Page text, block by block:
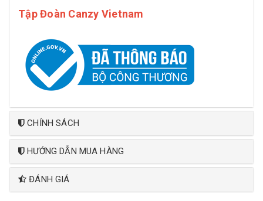
Tập Đoàn Canzy Vietnam
CHÍNH SÁCH
HƯỚNG DẪN MUA HÀNG
ĐÁNH GIÁ